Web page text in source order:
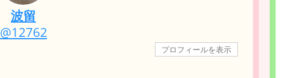
波留
@12762
プロフィールを表示